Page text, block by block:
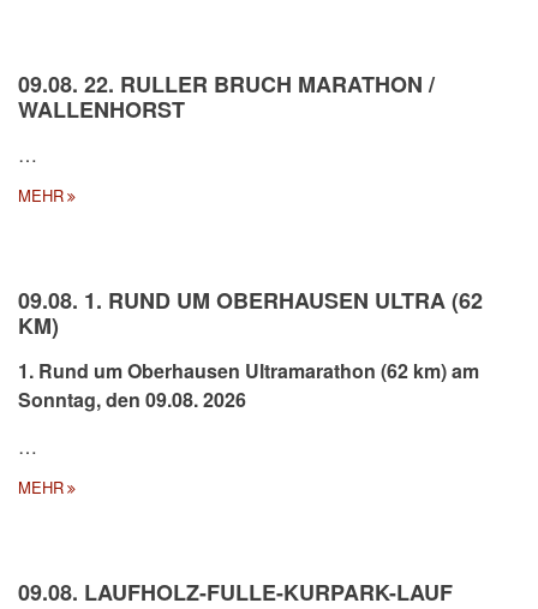
09.08. 22. RULLER BRUCH MARATHON /
WALLENHORST
…
MEHR
09.08. 1. RUND UM OBERHAUSEN ULTRA (62
KM)
1. Rund um Oberhausen Ultramarathon (62 km) am
Sonntag, den 09.08. 2026
…
MEHR
09.08. LAUFHOLZ-FULLE-KURPARK-LAUF